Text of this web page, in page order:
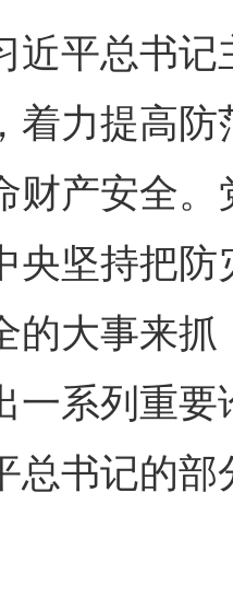
平总书记
着力提高
财产安全
央坚持把
的大事来
一系列重
总书记的